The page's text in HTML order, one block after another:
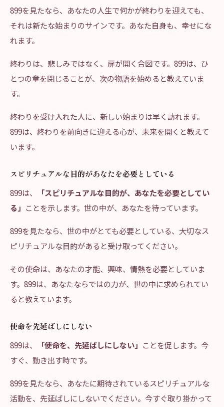
899を見たなら、あなたの人生で何かが終わりを迎えても、
それは新たな始まりのサインです。あなた自身も、幸せにな
れます。
終わりは、悲しみではなく、扉が開く合図です。899は、ひ
とつの章を閉じることが、次の物語を始めると教えていま
す。
終わりを受け入れた人に、新しい始まりは早く訪れます。
899は、終わりを前向きに迎える心が、未来を開くと教えて
います。
スピリチュアルな目的があなたを必要としている
899は、
「スピリチュアルな目的が、あなたを必要としてい
る」 ことを示します。世の中が、あなたを待っています。
899を見たなら、世の中がとても必要としている、大切なス
ピリチュアルな目的があると受け取ってください。
その使命は、あなたの才能、興味、情熱を必要としていま
す。899は、あなたならではの力が、世の中に求められてい
ると教えています。
使命を先延ばしにしない
899は、
「使命を、先延ばしにしない」 ことを促します。今
すぐ、動き出す時です。
899を見たなら、あなたに期待されているスピリチュアルな
活動を、先延ばしにしないでください。今すぐ取り掛かって